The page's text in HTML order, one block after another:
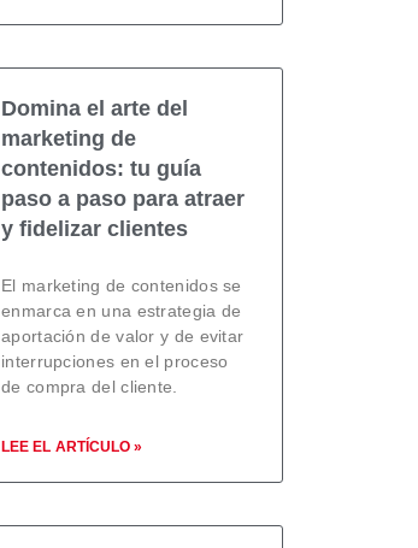
Domina el arte del
marketing de
contenidos: tu guía
paso a paso para atraer
y fidelizar clientes
El marketing de contenidos se
enmarca en una estrategia de
aportación de valor y de evitar
interrupciones en el proceso
de compra del cliente.
LEE EL ARTÍCULO »